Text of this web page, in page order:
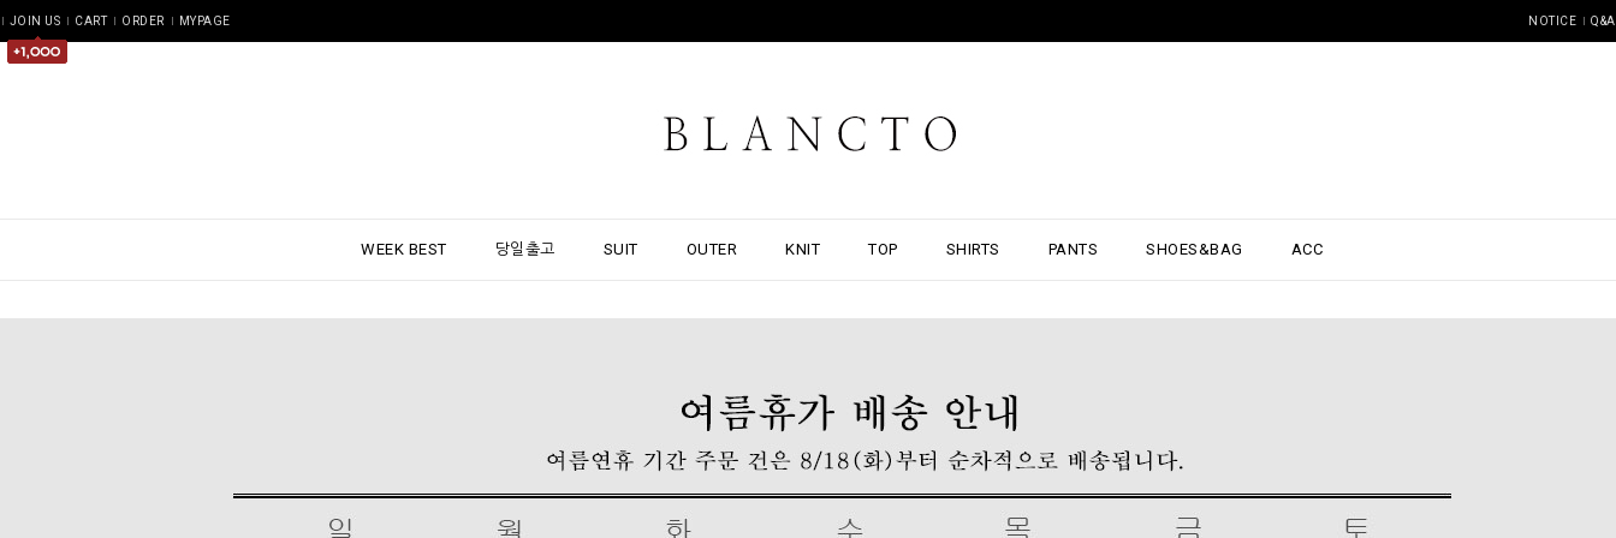
JOIN US CART ORDER MYPAGE NOTICE Q&A
WEEK BEST 당일출고 SUIT OUTER KNIT TOP SHIRTS PANTS SHOES&BAG ACC